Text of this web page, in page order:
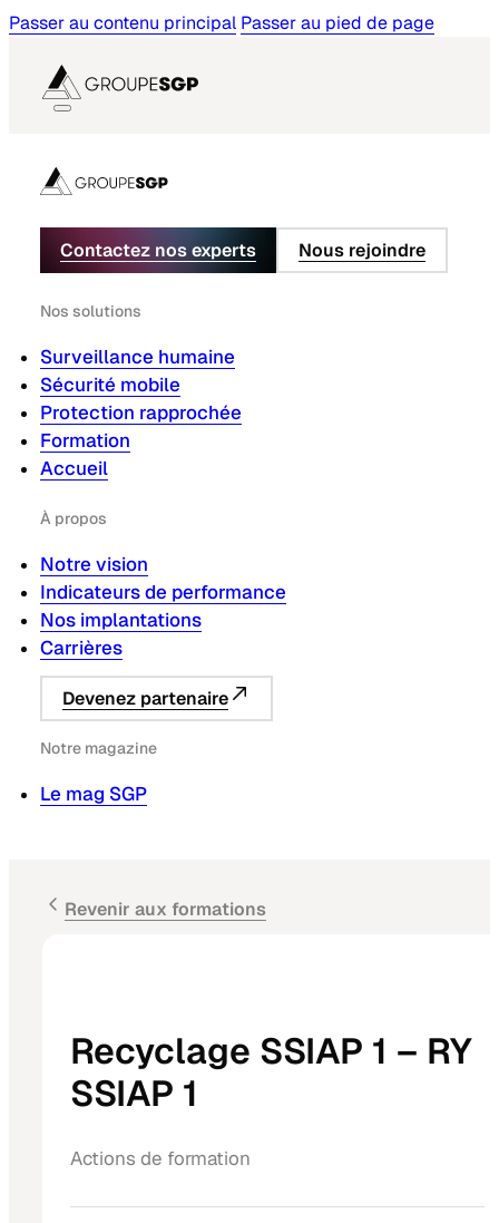
Passer au contenu principal Passer au pied de page
Contactez nos experts Nous rejoindre
Nos solutions
Surveillance humaine
Sécurité mobile
Protection rapprochée
Formation
Accueil
À propos
Notre vision
Indicateurs de performance
Nos implantations
Carrières
Devenez partenaire
Notre magazine
Le mag SGP
Revenir aux formations
Recyclage SSIAP 1 – RY
SSIAP 1
Actions de formation